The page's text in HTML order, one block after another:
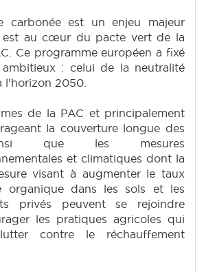
carbonée est un enjeu majeur
est au cœur du pacte vert de la
Ce programme européen a fixé
: celui de la neutralité
l’horizon 2050.
de la PAC et principalement
la couverture longue des
que les mesures
et climatiques dont la
visant à augmenter le taux
organique dans les sols et les
privés peuvent se rejoindre
les pratiques agricoles qui
contre le réchauffement